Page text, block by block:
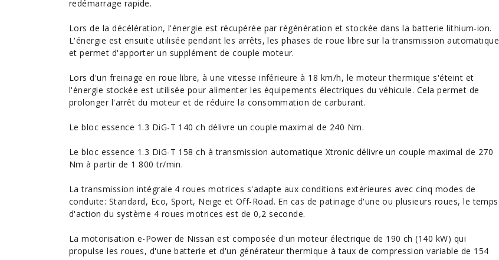
redémarrage rapide.
Lors de la décélération, l'énergie est récupérée par régénération et stockée dans la batterie lithium-ion.
L'énergie est ensuite utilisée pendant les arrêts, les phases de roue libre sur la transmission automatique
et permet d'apporter un supplément de couple moteur.
Lors d'un freinage en roue libre, à une vitesse inférieure à 18 km/h, le moteur thermique s'éteint et
l'énergie stockée est utilisée pour alimenter leséquipements électriques du véhicule. Cela permet de
prolonger l'arrêt du moteur et deréduire la consommation de carburant.
Le bloc essence 1.3 DiG-T 140 ch délivre un couple maximal de 240 Nm.
Le bloc essence 1.3 DiG-T 158 ch à transmission automatique Xtronic délivre un couple maximal de 270
Nm à partir de 1 800 tr/min.
La transmission intégrale 4 roues motrices s'adapte aux conditions extérieures avec cinq modes de
conduite: Standard, Eco, Sport, Neige et Off-Road. En cas de patinage d'une ou plusieurs roues, le temps
d'action du système 4 roues motrices est de 0,2 seconde.
La motorisation e-Power de Nissan est composée d'un moteur électrique de 190 ch (140 kW) qui
propulse les roues, d'une batterie et d'un générateur thermique à taux de compression variable de 154